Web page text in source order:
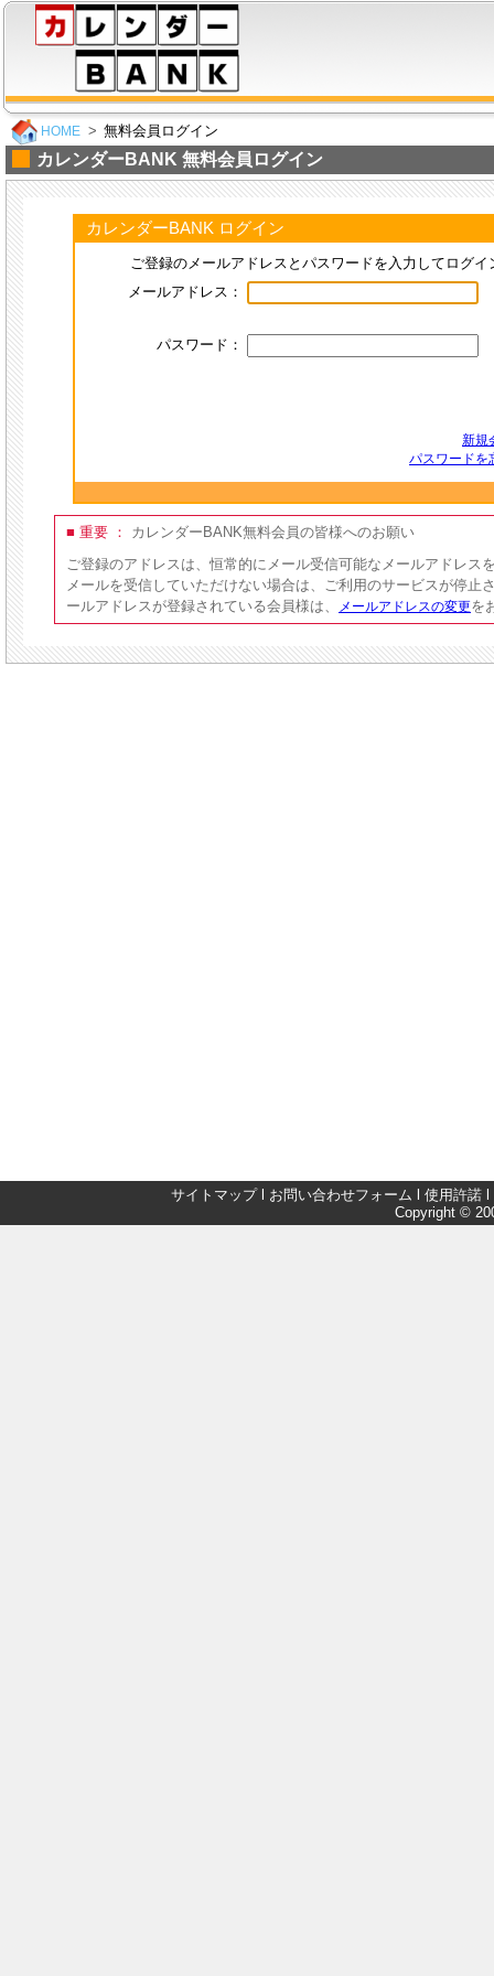
HOME 無料会員ログイン
カレンダーBANK 無料会員ログイン
カレンダーBANK ログイン
ご登録のメールアドレスとパスワードを入力してログイ
メールアドレス：
パスワード：
新規
パスワードを
■ 重要 ：
カレンダーBANK無料会員の皆様へのお願い
ご登録のアドレスは、恒常的にメール受信可能なメールアドレス
メールを受信していただけない場合は、ご利用のサービスが停止
ールアドレスが登録されている会員様は、
メールアドレスの変更を
サイトマップl お問い合わせフォーム 使用許諾
Copyright ©